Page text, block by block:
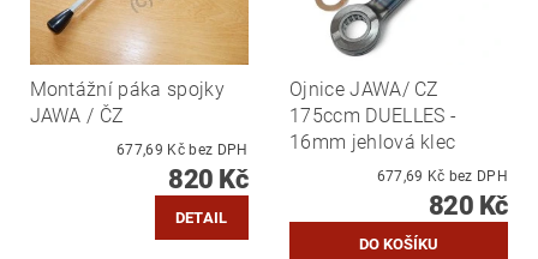
Montážní páka spojky
JAWA / ČZ
677,69 Kč bez DPH
820 Kč
DETAIL
Ojnice JAWA/ CZ
175ccm DUELLES -
16mm jehlová klec
677,69 Kč bez DPH
820 Kč